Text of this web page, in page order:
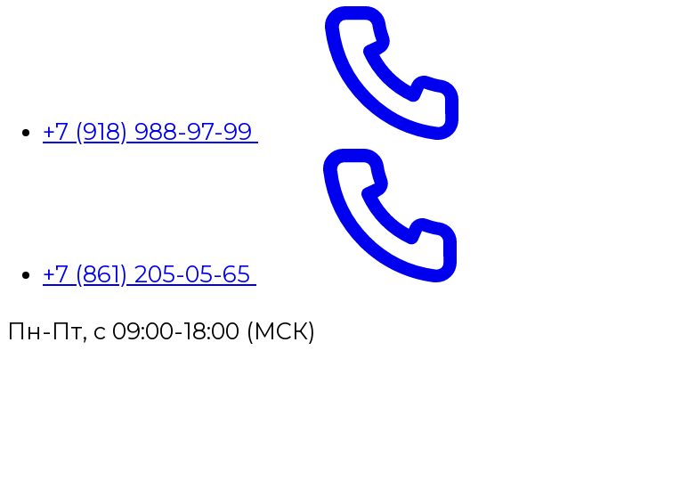
+7 (918) 988-97-99
+7 (861) 205-05-65
Пн-Пт, с 09:00-18:00 (МСК)